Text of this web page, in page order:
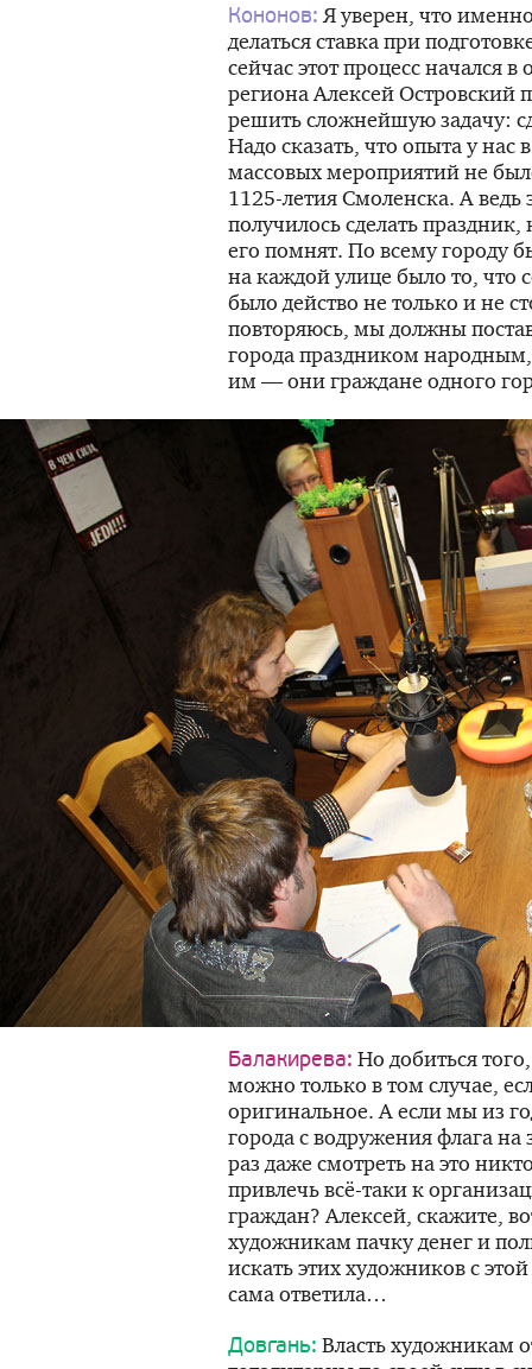
Кононов: Я уверен, что
делаться ставка при
сейчас этот процесс начался
региона Алексей Островский
решить сложнейшую задачу:
Надо сказать, что опыта у
массовых мероприятий не
1125-летияСмоленска. А ведь
получилось сделать
его помнят. По всему городу
на каждой улице было то, что
было действо не только и не
повторяюсь, мы должны
города праздником
им — они граждане одного
Балакирева: Но добиться
можно только в том случае,
оригинальное. А если мы из
города с водружения флага
раз даже смотреть на это
привлечьвсё-такик
граждан? Алексей, скажите,
художникам пачку денег и
искать этих художников с
сама ответила…
Довгань: Власть художникам